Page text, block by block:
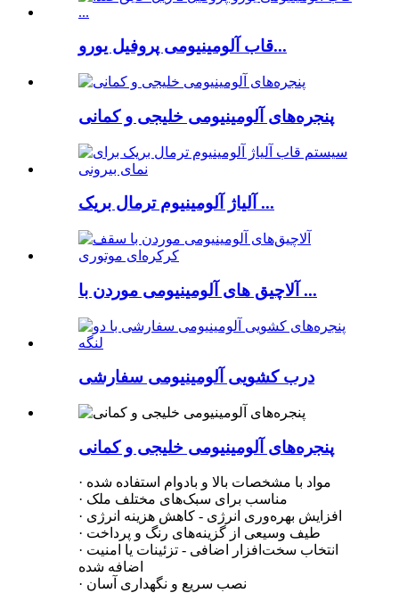
قاب آلومینیومی پروفیل یورو...
پنجره‌های آلومینیومی خلیجی و کمانی
آلیاژ آلومینیوم ترمال بریک ...
آلاچیق های آلومینیومی موردن با ...
درب کشویی آلومینیومی سفارشی
پنجره‌های آلومینیومی خلیجی و کمانی
· مواد با مشخصات بالا و بادوام استفاده شده
· مناسب برای سبک‌های مختلف ملک
· افزایش بهره‌وری انرژی - کاهش هزینه انرژی
· طیف وسیعی از گزینه‌های رنگ و پرداخت
· انتخاب سخت‌افزار اضافی - تزئینات یا امنیت
اضافه شده
· نصب سریع و نگهداری آسان